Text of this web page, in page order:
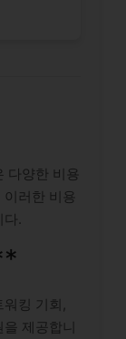
다양한 비용
러한 비용
다.
워킹 기회,
제공합니